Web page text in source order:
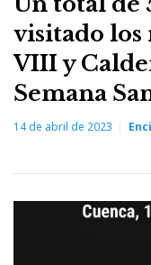
visitado los
VIII y
Semana
14 de abril de 2023